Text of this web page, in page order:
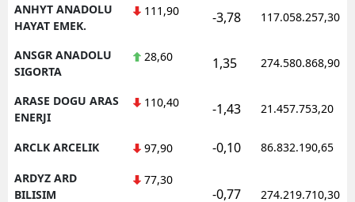
ANHYT ANADOLU
HAYAT EMEK.
111,90 -3,78 117.058.257,30
ANSGR ANADOLU
SIGORTA
28,60 1,35 274.580.868,90
ARASE DOGU ARAS
ENERJI
110,40 -1,43 21.457.753,20
ARCLK ARCELIK 97,90 -0,10 86.832.190,65
ARDYZ ARD
BILISIM
77,30
-0,77 274.219.710,30